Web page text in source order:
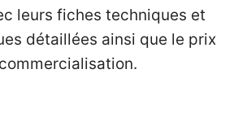
leurs fiches techniques et
détaillées ainsi que le prix